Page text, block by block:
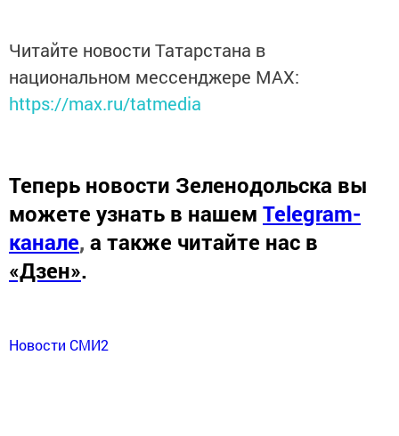
Читайте новости Татарстана в
национальном мессенджере MАХ:
https://max.ru/tatmedia
Теперь новости Зеленодольска вы
можете узнать в нашем Telegram-
канале, а также читайте нас в
«Дзен».
Новости СМИ2